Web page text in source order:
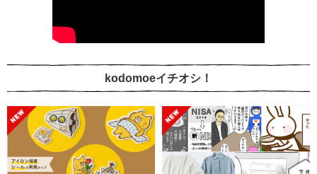
kodomoeイチオシ！